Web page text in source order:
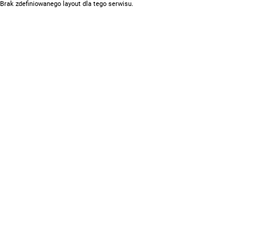
Brak zdefiniowanego layout dla tego serwisu.